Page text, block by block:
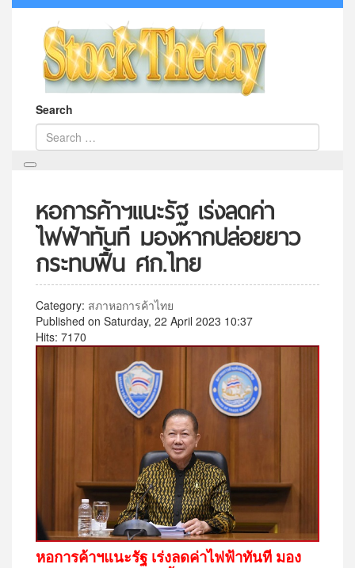
Search
หอการค้าฯแนะรัฐ เร่งลดค่า
ไฟฟ้าทันที มองหากปล่อยยาว
กระทบฟื้น ศก.ไทย
Category: สภาหอการค้าไทย
Published on Saturday, 22 April 2023 10:37
Hits: 7170
หอการค้าฯแนะรัฐ เร่งลดค่าไฟฟ้าทันที มอง